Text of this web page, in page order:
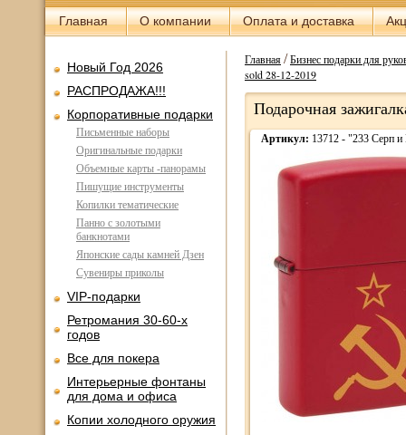
Главная О компании Оплата и доставка
Новый Год 2026
РАСПРОДАЖА!!!
Корпоративные подарки
Письменные наборы
Оригинальные подарки
Объемные карты -панорамы
Пишущие инструменты
Копилки тематические
Панно с золотыми
банкнотами
Японские сады камней Дзен
Сувениры приколы
VIP-подарки
Ретромания 30-60-х
годов
Все для покера
Интерьерные фонтаны
для дома и офиса
Копии холодного оружия
Главная/Бизнес подарки для
sold 28-12-2019
Подарочная
Артикул: 13712 - "233 Серп